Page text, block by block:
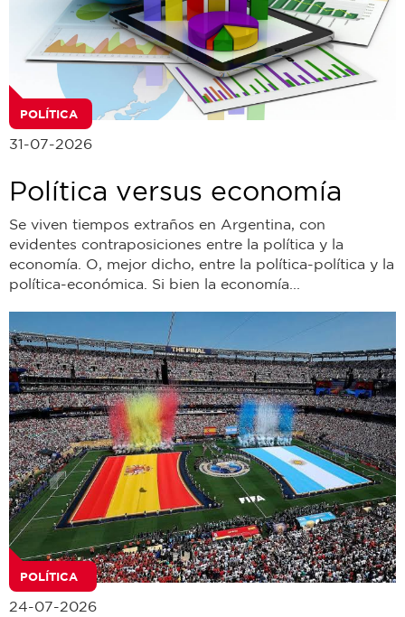
POLÍTICA
31-07-2026
Política versus economía
Se viven tiempos extraños en Argentina, con
evidentes contraposiciones entre la política y la
economía. O, mejor dicho, entre la política-política y la
política-económica. Si bien la economía...
POLÍTICA
24-07-2026